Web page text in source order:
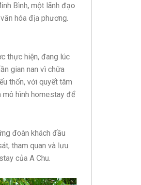
Bình, một lãnh đạo
hóa địa phương.
thực hiện, đang lúc
gian nan vì chữa
thốn, với quyết tâm
mô hình homestay để
đoàn khách đầu
tham quan và lưu
của A Chu.